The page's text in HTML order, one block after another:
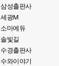
삼성출판사
세광M
소마에듀
솔빛길
수경출판사
수와이야기